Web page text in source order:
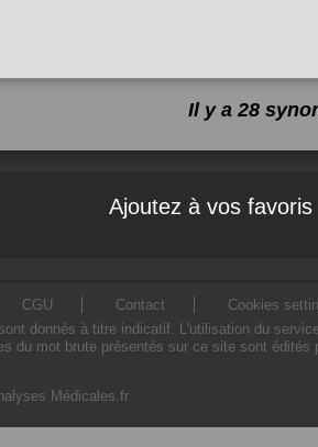
Il y a 28
Ajoutez à vos favoris
CGU Contact
Cookies
donnés à titre indicatif. L'utilisation du
mot brute présentés sur ce site sont édités
Médicales.fr